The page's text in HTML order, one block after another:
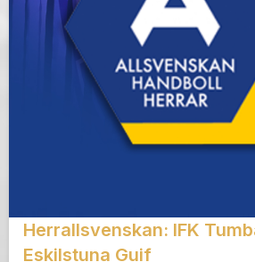
Herrallsvenskan: IFK
Eskilstuna Guif